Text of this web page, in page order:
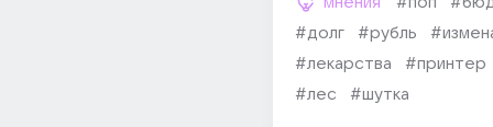
#долг
#рубль
#лекарства
#принтер
#лес
#шутка